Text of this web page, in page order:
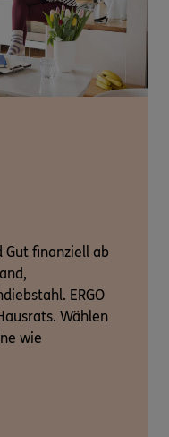
Gut finanziell ab
ERGO
Wählen
wie